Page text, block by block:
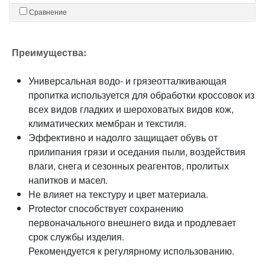
Сравнение
Преимущества:
Универсальная водо- и грязеотталкивающая
пропитка используется для обработки кроссовок из
всех видов гладких и шероховатых видов кож,
климатических мембран и текстиля.
Эффективно и надолго защищает обувь от
прилипания грязи и оседания пыли, воздействия
влаги, снега и сезонных реагентов, пролитых
напитков и масел.
Не влияет на текстуру и цвет материала.
Protector способствует сохранению
первоначального внешнего вида и продлевает
срок службы изделия.
Рекомендуется к регулярному использованию.